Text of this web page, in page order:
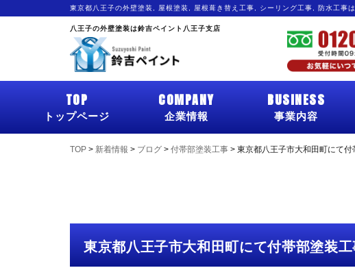
東京都八王子の外壁塗装, 屋根塗装, 屋根葺き替え工事, シーリング工事, 防水工事
八王子の外壁塗装は鈴吉ペイント八王子支店
TOP
トップページ
COMPANY
企業情報
BUSINESS
事業内容
TOP > 新着情報 > ブログ > 付帯部塗装工事 > 東京都八王子市大和田町にて付
東京都八王子市大和田町にて付帯部塗装工